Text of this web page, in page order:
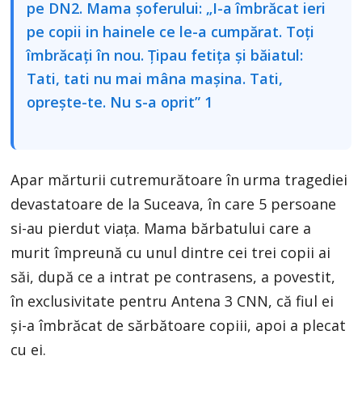
Apar mărturii cutremurătoare în urma tragediei
devastatoare de la Suceava, în care 5 persoane
si-au pierdut viaţa. Mama bărbatului care a
murit împreună cu unul dintre cei trei copii ai
săi, după ce a intrat pe contrasens, a povestit,
în exclusivitate pentru Antena 3 CNN, că fiul ei
şi-a îmbrăcat de sărbătoare copiii, apoi a plecat
cu ei.